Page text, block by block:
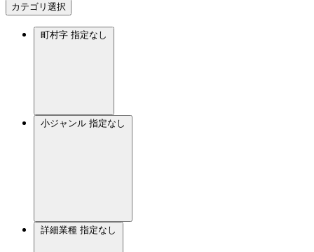
カテゴリ選択
町村字 指定なし
小ジャンル 指定なし
詳細業種 指定なし